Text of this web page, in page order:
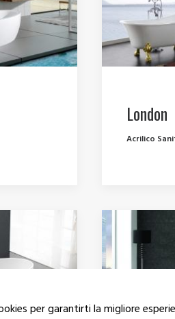
London
Acrilico
per garantirti la migliore